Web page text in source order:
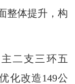
整体提升，构
二支三环五
化改造149公